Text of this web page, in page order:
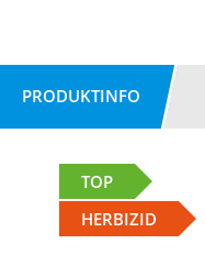
PRODUKTINFO
TOP
HERBIZID